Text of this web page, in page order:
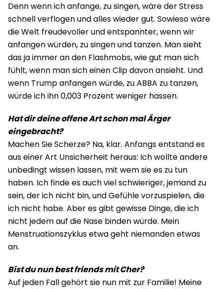
Denn wenn ich anfange, zu singen, wäre der Stress
schnell verflogen und alles wieder gut. Sowieso wäre
die Welt freudevoller und entspannter, wenn wir
anfangen würden, zu singen und tanzen. Man sieht
das ja immer an den Flashmobs, wie gut man sich
fühlt, wenn man sich einen Clip davon ansieht. Und
wenn Trump anfangen würde, zu ABBA zu tanzen,
würde ich ihn 0,003 Prozent weniger hassen.
Hat dir deine offene Art schon mal Ärger
eingebracht?
Machen Sie Scherze? Na, klar. Anfangs entstand es
aus einer Art Unsicherheit heraus: Ich wollte andere
unbedingt wissen lassen, mit wem sie es zu tun
haben. Ich finde es auch viel schwieriger, jemand zu
sein, der ich nicht bin, und Gefühle vorzuspielen, die
ich nicht habe. Aber es gibt gewisse Dinge, die ich
nicht jedem auf die Nase binden würde. Mein
Menstruationszyklus etwa geht niemanden etwas
an.
Bist du nun best friends mit Cher?
Auf jeden Fall gehört sie nun mit zur Familie! Meine